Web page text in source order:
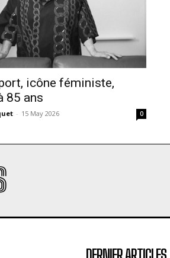
icône féministe,
85 ans
- 15 May 2026 0